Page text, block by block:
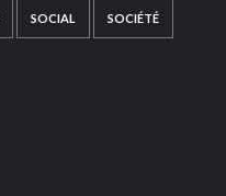
SOCIAL SOCIÉTÉ